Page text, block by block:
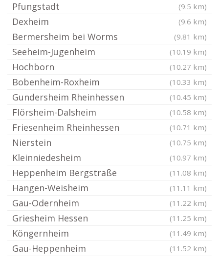
Pfungstadt (9.5 km)
Dexheim (9.6 km)
Bermersheim bei Worms (9.81 km)
Seeheim-Jugenheim (10.19 km)
Hochborn (10.27 km)
Bobenheim-Roxheim (10.33 km)
Gundersheim Rheinhessen (10.45 km)
Flörsheim-Dalsheim (10.58 km)
Friesenheim Rheinhessen (10.71 km)
Nierstein (10.75 km)
Kleinniedesheim (10.97 km)
Heppenheim Bergstraße (11.08 km)
Hangen-Weisheim (11.11 km)
Gau-Odernheim (11.22 km)
Griesheim Hessen (11.25 km)
Köngernheim (11.49 km)
Gau-Heppenheim (11.52 km)